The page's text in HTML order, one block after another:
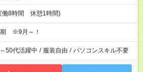
働8時間 休憩1時間)
期 ※9月～！
50代活躍中 / 服装自由 / パソコンスキル不要